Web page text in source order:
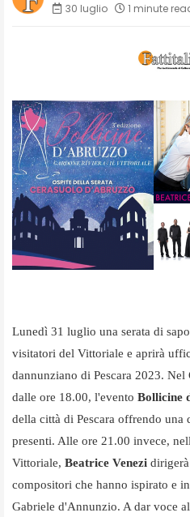
30 luglio
1 minute
Lunedì 31 luglio una serata di
visitatori del Vittoriale e aprirà
dannunziano di Pescara 2023. Nel
dalle ore 18.00, l'evento Bollicine
della città di Pescara offrendo una
presenti. Alle ore 21.00 invece,
Vittoriale, Beatrice Venezi
compositori che hanno ispirato e
Gabriele d'Annunzio. A dar voce